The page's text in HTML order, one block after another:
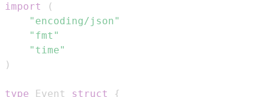
import
(
"encoding/json"
"fmt"
"time"
)
type Event struct {